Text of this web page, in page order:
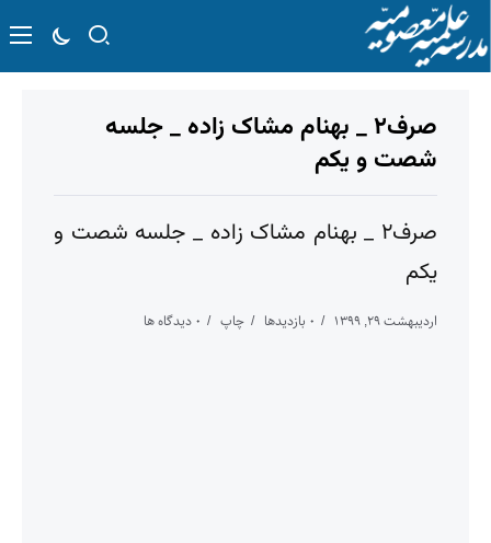
صرف۲ _ بهنام مشاک زاده _ جلسه
شصت و یکم
صرف۲ _ بهنام مشاک زاده _ جلسه شصت و
یکم
اردیبهشت ۲۹, ۱۳۹۹ ۰ بازدیدها چاپ ۰ دیدگاه ها